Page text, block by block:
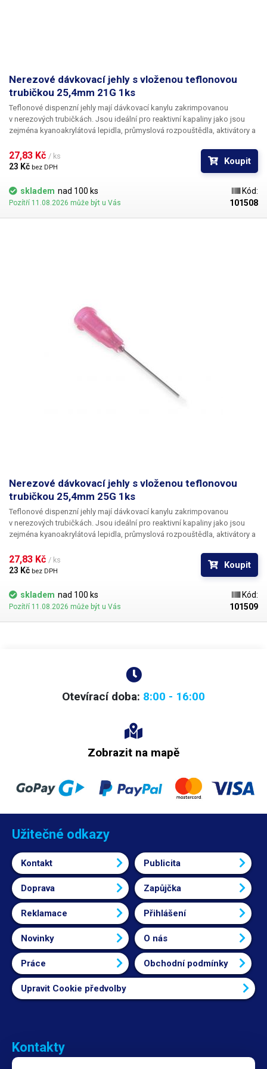
Nerezové dávkovací jehly s vloženou teflonovou
trubičkou 25,4mm 21G 1ks
Teflonové dispenzní jehly mají dávkovací kanylu zakrimpovanou
v nerezových trubičkách. Jsou ideální pro reaktivní kapaliny jako jsou
zejména kyanoakrylátová lepidla, průmyslová rozpouštědla, aktivátory a
vykazuje ještě lepší vlastnosti než PP. Teflonové kanyly netrpí ucpáváním
kyanoakryláty ani při nesouvislém provozu.
27,83 Kč / ks
23 Kč bez DPH
Koupit
skladem nad 100 ks
Pozítří 11.08.2026 může být u Vás
Kód:
101508
Nerezové dávkovací jehly s vloženou teflonovou
trubičkou 25,4mm 25G 1ks
Teflonové dispenzní jehly mají dávkovací kanylu zakrimpovanou
v nerezových trubičkách. Jsou ideální pro reaktivní kapaliny jako jsou
zejména kyanoakrylátová lepidla, průmyslová rozpouštědla, aktivátory a
vykazuje ještě lepší vlastnosti než PP. Teflonové kanyly netrpí ucpáváním
kyanoakryláty ani při nesouvislém provozu.
27,83 Kč / ks
23 Kč bez DPH
Koupit
skladem nad 100 ks
Pozítří 11.08.2026 může být u Vás
Kód:
101509
Otevírací doba: 8:00 - 16:00
Zobrazit na mapě
Užitečné odkazy
Kontakt Publicita
Doprava Zapůjčka
Reklamace Přihlášení
Novinky O nás
Práce Obchodní podmínky
Upravit Cookie předvolby
Kontakty